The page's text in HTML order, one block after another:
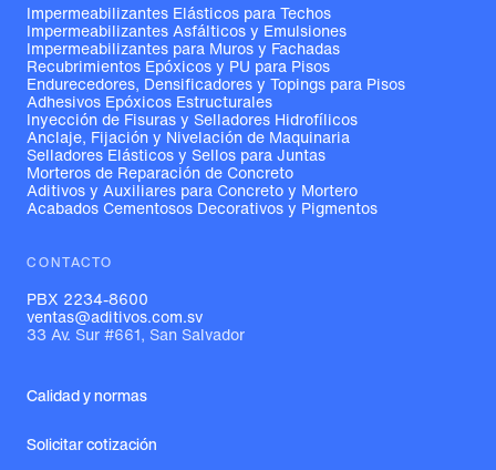
Impermeabilizantes Elásticos para Techos
Impermeabilizantes Asfálticos y Emulsiones
Impermeabilizantes para Muros y Fachadas
Recubrimientos Epóxicos y PU para Pisos
Endurecedores, Densificadores y Topings para Pisos
Adhesivos Epóxicos Estructurales
Inyección de Fisuras y Selladores Hidrofílicos
Anclaje, Fijación y Nivelación de Maquinaria
Selladores Elásticos y Sellos para Juntas
Morteros de Reparación de Concreto
Aditivos y Auxiliares para Concreto y Mortero
Acabados Cementosos Decorativos y Pigmentos
CONTACTO
PBX 2234-8600
ventas@aditivos.com.sv
33 Av. Sur #661, San Salvador
Calidad y normas
Solicitar cotización